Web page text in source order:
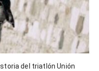
del triatlón Unión